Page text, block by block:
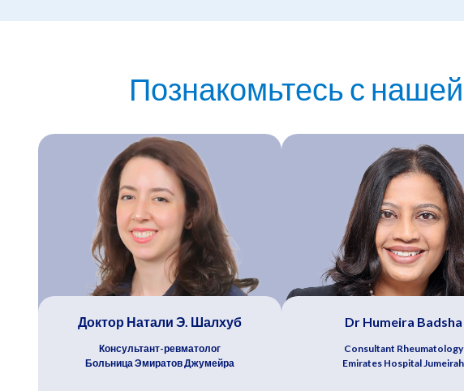
Познакомьтесь с
Доктор Натали Э. Шалхуб
Консультант-ревматолог
Больница Эмиратов Джумейра
Dr Humeira Badsha
Consultant Rheumatology
Emirates Hospital Jumeirah